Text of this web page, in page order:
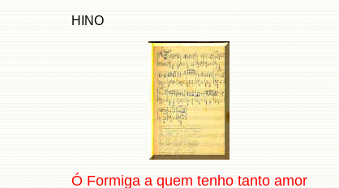
HINO
Ó Formiga a quem tenho tanto amor